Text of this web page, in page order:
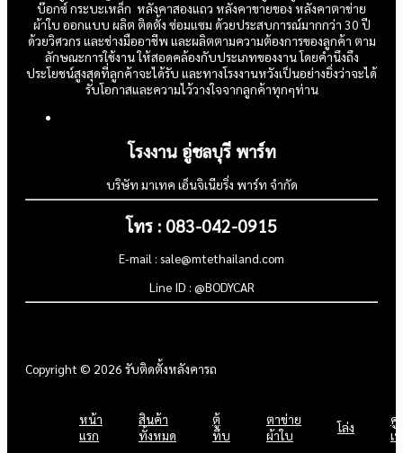
บ๊อกซ์ กระบะเหล็ก หลังคาสองแถว หลังคาขายของ หลังคาตาข่าย
ผ้าใบ ออกแบบ ผลิต ติดตั้ง ซ่อมแซม ด้วยประสบการณ์มากกว่า 30 ปี
ด้วยวิศวกร และช่างมืออาชีพ และผลิตตามความต้องการของลูกค้า ตาม
ลักษณะการใช้งาน ให้สอดคล้องกับประเภทของงาน โดยคำนึงถึง
ประโยชน์สูงสุดที่ลูกค้าจะได้รับ และทางโรงงานหวังเป็นอย่างยิ่งว่าจะได้
รับโอกาสและความไว้วางใจจากลูกค้าทุกๆท่าน
โรงงาน อู่ชลบุรี พาร์ท
บริษัท มาเทค เอ็นจิเนียริ่ง พาร์ท จำกัด
โทร : 083-042-0915
E-mail : sale@mtethailand.com
Line ID : @BODYCAR
Copyright © 2026 รับติดตั้งหลังคารถ
หน้า
แรก
สินค้า
ทั้งหมด
ตู้
ทึบ
ตาข่าย
ผ้าใบ
โล่ง
คู
เป้